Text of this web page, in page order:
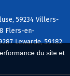
du site et
59234 Villers-
Flers-en-
Lewarde, 59182